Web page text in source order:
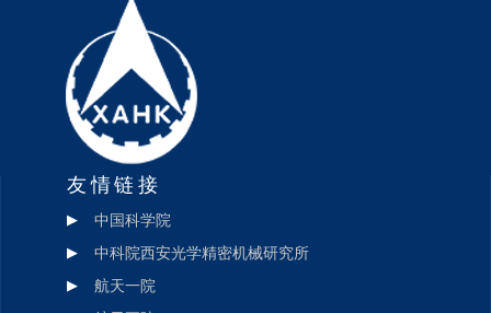
友情链接
中国科学院
中科院西安光学精密机械研究所
航天一院